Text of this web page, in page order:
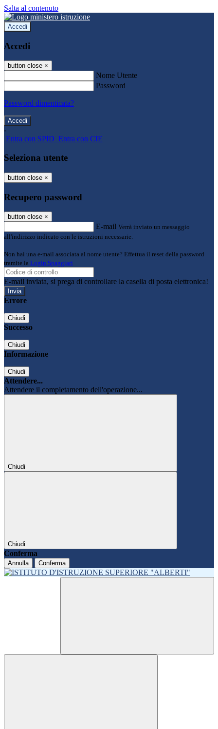
Salta al contenuto
Accedi
Accedi
button close ×
Nome Utente
Password
Password dimenticata?
-
Entra con SPID Entra con CIE
Seleziona utente
button close ×
Recupero password
button close ×
E-mail Verrà inviato un messaggio
all'indirizzo indicato con le istruzioni necessarie.
Non hai una e-mail associata al nome utente? Effettua il reset della password
tramite la Login Spaggiari
E-mail inviata, si prega di controllare la casella di posta elettronica!
Errore
Chiudi
Successo
Chiudi
Informazione
Chiudi
Attendere...
Attendere il completamento dell'operazione...
Chiudi
Chiudi
Conferma
Annulla Conferma